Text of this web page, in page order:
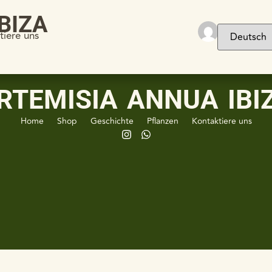
uns
ANNUA
Home Shop Geschichte Pflanzen Kontaktiere uns